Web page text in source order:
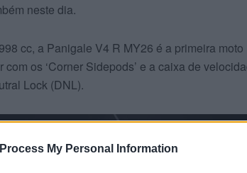
My Personal Information
neste dia.
cc, a Panigale V4 R MY26 é a primeira moto
os ‘Corner Sidepods’ e a caixa de
Lock (DNL).